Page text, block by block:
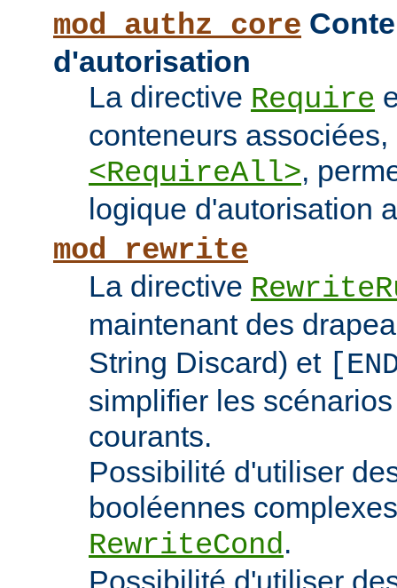
mod_authz_core
d'autorisation
La directive Require
conteneurs associées,
<RequireAll>,
logique d'autorisation
mod_rewrite
La directive
maintenant des
String Discard) et
simplifier les
courants.
Possibilité d'utiliser
booléennes
RewriteCond.